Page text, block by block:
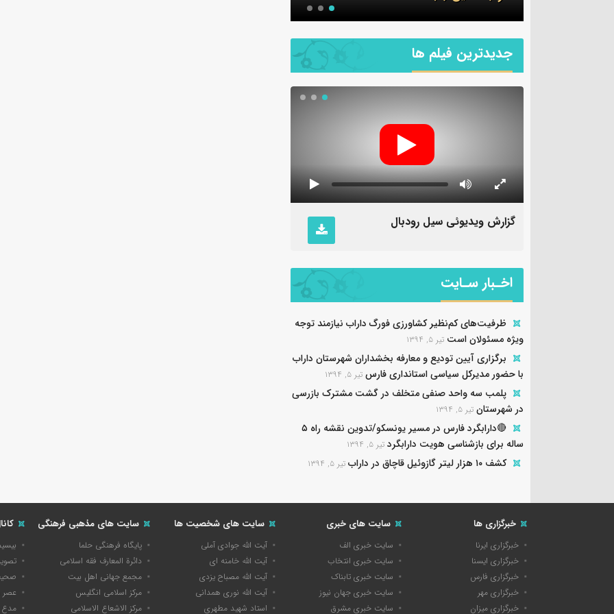
جديدترين فیلم ها
گزارش ویدیوئی سیل رودبال
اخـبار سـایت
ظرفیت‌های کم‌نظیر کشاورزی فورگ داراب نیازمند توجه
ویژه مسئولان است تیر ۵, ۱۳۹۴
برگزاری آیین تودیع و معارفه بخشداران شهرستان داراب
با حضور مدیرکل سیاسی استانداری فارس تیر ۵, ۱۳۹۴
پلمب سه واحد صنفی متخلف در گشت مشترک بازرسی
در شهرستان تیر ۵, ۱۳۹۴
🔴دارابگرد فارس در مسیر یونسکو/تدوین نقشه راه ۵
ساله برای بازشناسی هویت دارابگرد تیر ۵, ۱۳۹۴
کشف ۱۰ هزار لیتر گازوئیل قاچاق در داراب تیر ۵, ۱۳۹۴
خبرگزاری ها
خبرگزاری ایرنا
خبرگزاری ایسنا
خبرگزاری فارس
خبرگزاری مهر
خبرگزاری میزان
سایت های خبری
سایت خبری الف
سایت خبری انتخاب
سایت خبری تابناک
سایت خبری جهان نیوز
سایت خبری مشرق
سایت های شخصیت ها
آیت الله جوادی آملی
آیت الله خامنه ای
آیت الله مصباح یزدی
آیت الله نوری همدانی
استاد شهید مطهری
سایت های مذهبی فرهنگی
پایگاه فرهنگی حلما
دائرة المعارف فقه اسلامی
مجمع جهانی اهل بیت
مرکز اسلامی انگلیس
مرکز الاشعاع الاسلامی
عصر